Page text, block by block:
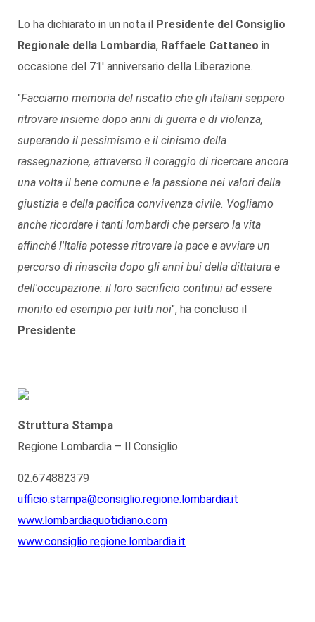
Lo ha dichiarato in un nota il Presidente del Consiglio
Regionale della Lombardia, Raffaele Cattaneo in
occasione del 71' anniversario della Liberazione.
"Facciamo memoria del riscatto che gli italiani seppero
ritrovare insieme dopo anni di guerra e di violenza,
superando il pessimismo e il cinismo della
rassegnazione, attraverso il coraggio di ricercare ancora
una volta il bene comune e la passione nei valori della
giustizia e della pacifica convivenza civile. Vogliamo
anche ricordare i tanti lombardi che persero la vita
affinché l'Italia potesse ritrovare la pace e avviare un
percorso di rinascita dopo gli anni bui della dittatura e
dell'occupazione: il loro sacrificio continui ad essere
monito ed esempio per tutti noi", ha concluso il
Presidente.
Struttura Stampa
Regione Lombardia – Il Consiglio
02.674882379
ufficio.stampa@consiglio.regione.lombardia.it
www.lombardiaquotidiano.com
www.consiglio.regione.lombardia.it